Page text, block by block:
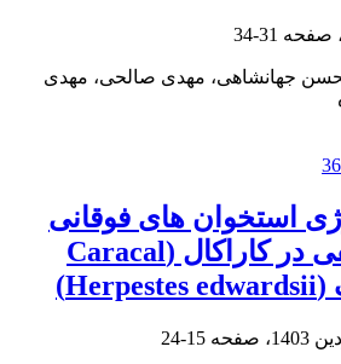
31-34
جهانشاهی، مهدی صالحی، مهدی
استخوان های فوقانی
اندام حرکتی خلفی در کاراکال (Caracal
15-24